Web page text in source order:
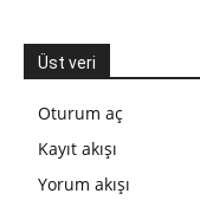
Üst veri
Oturum aç
Kayıt akışı
Yorum akışı